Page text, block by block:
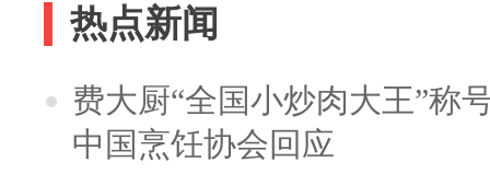
热点新闻
费大厨“全国小炒肉大王”称
中国烹饪协会回应